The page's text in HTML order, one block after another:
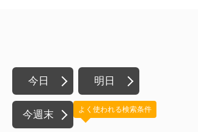
今日 明日
今週末 よく使われる検索条件